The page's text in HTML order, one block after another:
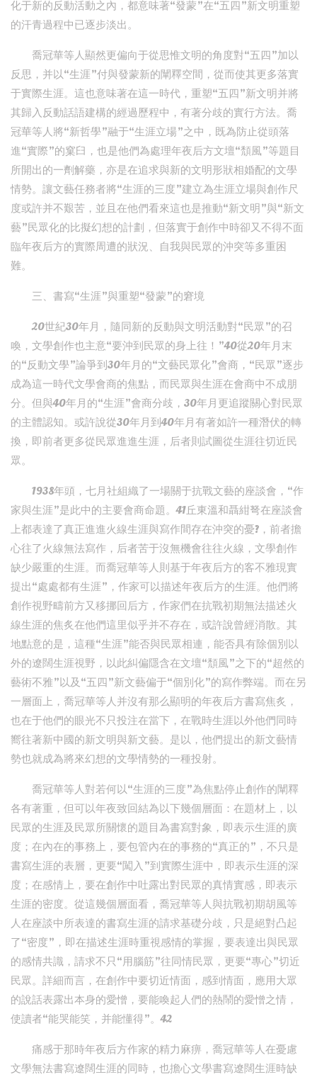
化于新的反動活動之內，都意味著“發蒙”在“五四”新文明重塑
的汗青過程中已逐步淡出。
喬冠華等人顯然更偏向于從思惟文明的角度對“五四”加以
反思，并以“生涯”付與發蒙新的闡釋空間，從而使其更多落實
于實際生涯。這也意味著在這一時代，重塑“五四”新文明并將
其歸入反動話語建構的經過歷程中，有著分歧的實行方法。喬
冠華等人將“新哲學”融于“生涯立場”之中，既為防止從頭落
進“實際”的窠臼，也是他們為處理年夜后方文壇“頹風”等題目
所開出的一劑解藥，亦是在追求與新的文明形狀相婚配的文學
情勢。讓文藝任務者將“生涯的三度”建立為生涯立場與創作尺
度或許并不艱苦，並且在他們看來這也是推動“新文明”與“新文
藝”民眾化的比擬幻想的計劃，但落實于創作中時卻又不得不面
臨年夜后方的實際周遭的狀況、自我與民眾的沖突等多重困
難。
三、書寫“生涯”與重塑“發蒙”的窘境
20世紀30年月，隨同新的反動與文明活動對“民眾”的召
喚，文學創作也主意“要沖到民眾的身上往！”40從20年月末
的“反動文學”論爭到30年月的“文藝民眾化”會商，“民眾”逐步
成為這一時代文學會商的焦點，而民眾與生涯在會商中不成朋
分。但與40年月的“生涯”會商分歧，30年月更追蹤關心對民眾
的主體認知。或許說從30年月到40年月有著如許一種潛伏的轉
換，即前者更多從民眾進進生涯，后者則試圖從生涯往切近民
眾。
1938年頭，七月社組織了一場關于抗戰文藝的座談會，“作
家與生涯”是此中的主要會商命題。41丘東溫和聶紺弩在座談會
上都表達了真正進進火線生涯與寫作間存在沖突的憂?，前者擔
心往了火線無法寫作，后者苦于沒無機會往往火線，文學創作
缺少嚴重的生涯。而喬冠華等人則基于年夜后方的客不雅現實
提出“處處都有生涯”，作家可以描述年夜后方的生涯。他們將
創作視野疇前方又移挪回后方，作家們在抗戰初期無法描述火
線生涯的焦炙在他們這里似乎并不存在，或許說曾經消散。其
地點意的是，這種“生涯”能否與民眾相連，能否具有除個別以
外的遼闊生涯視野，以此糾偏隱含在文壇“頹風”之下的“超然的
藝術不雅”以及“五四”新文藝偏于“個別化”的寫作弊端。而在另
一層面上，喬冠華等人并沒有那么顯明的年夜后方書寫焦炙，
也在于他們的眼光不只投注在當下，在戰時生涯以外他們同時
嚮往著新中國的新文明與新文藝。是以，他們提出的新文藝情
勢也就成為將來幻想的文學情勢的一種投射。
喬冠華等人對若何以“生涯的三度”為焦點停止創作的闡釋
各有著重，但可以年夜致回結為以下幾個層面：在題材上，以
民眾的生涯及民眾所關懷的題目為書寫對象，即表示生涯的廣
度；在內在的事務上，要包管內在的事務的“真正的”，不只是
書寫生涯的表層，更要“闖入”到實際生涯中，即表示生涯的深
度；在感情上，要在創作中吐露出對民眾的真情實感，即表示
生涯的密度。從這幾個層面看，喬冠華等人與抗戰初期胡風等
人在座談中所表達的書寫生涯的請求基礎分歧，只是絕對凸起
了“密度”，即在描述生涯時重視感情的掌握，要表達出與民眾
的感情共識，請求不只“用腦筋”往同情民眾，更要“專心”切近
民眾。詳細而言，在創作中要切近情面，感到情面，應用大眾
的說話表露出本身的愛憎，要能喚起人們的熱鬧的愛憎之情，
使讀者“能哭能笑，并能懂得”。42
痛感于那時年夜后方作家的精力麻痹，喬冠華等人在憂慮
文學無法書寫遼闊生涯的同時，也擔心文學書寫遼闊生涯時缺